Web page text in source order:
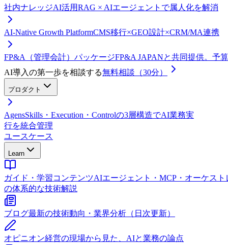
社内ナレッジAI活用RAG × AIエージェントで属人化を解消
AI-Native Growth PlatformCMS移行×GEO設計×CRM/MA連携
FP&A（管理会計）パッケージFP&A JAPANと共同提供。予
AI導入の第一歩を相談する無料相談（30分）
プロダクト
AgensSkills・Execution・Controlの3層構造でAI業務実
行を統合管理
ユースケース
Learn
ガイド・学習コンテンツAIエージェント・MCP・オーケスト
の体系的な技術解説
ブログ最新の技術動向・業界分析（日次更新）
オピニオン経営の現場から見た、AIと業務の論点